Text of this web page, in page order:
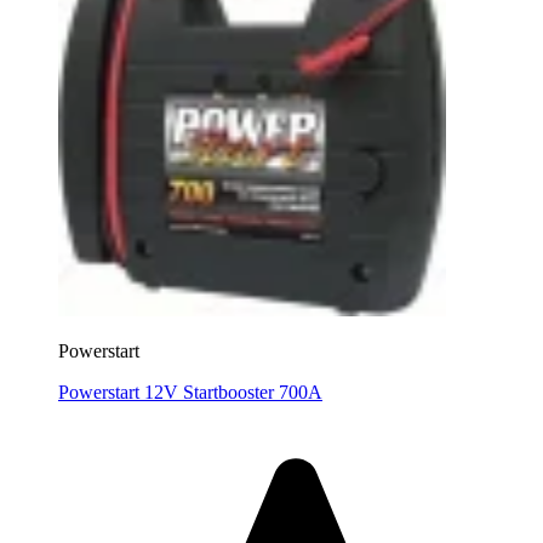
Powerstart
Powerstart 12V Startbooster 700A